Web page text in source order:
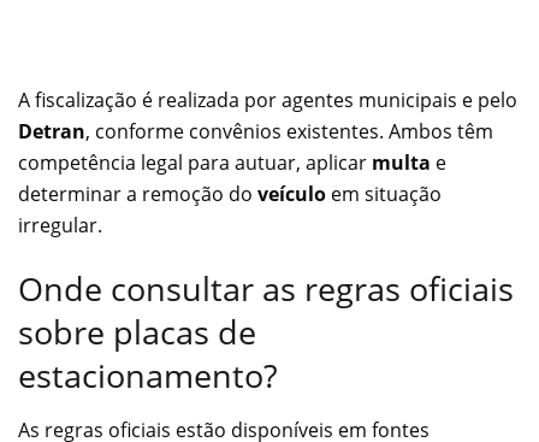
A fiscalização é realizada por agentes municipais e pelo
Detran, conforme convênios existentes. Ambos têm
competência legal para autuar, aplicar multa e
determinar a remoção do veículo em situação
irregular.
Onde consultar as regras oficiais
sobre placas de
estacionamento?
As regras oficiais estão disponíveis em fontes